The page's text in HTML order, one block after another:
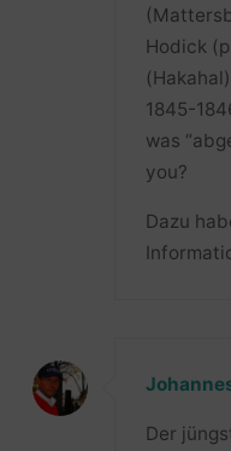
Hodick
1845-
was
you?
Dazu
Der